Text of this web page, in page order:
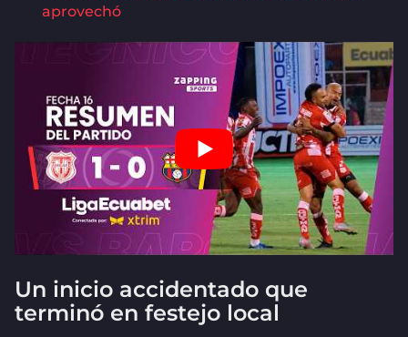
aprovechó
Un inicio accidentado que
terminó en festejo local